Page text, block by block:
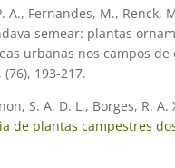
A., Fernandes, M., Renck,
semear: plantas
urbanas nos campos
193-217.
S. A. D. L., Borges, R. A.
de plantas campestres